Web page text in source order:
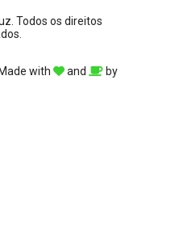
Todos os direitos
Made with and by